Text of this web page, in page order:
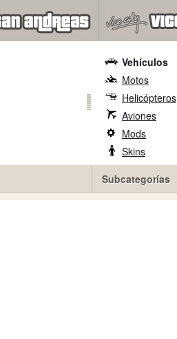
Vehículos
Motos
Helicópteros
Aviones
Mods
Skins
Subcategorías